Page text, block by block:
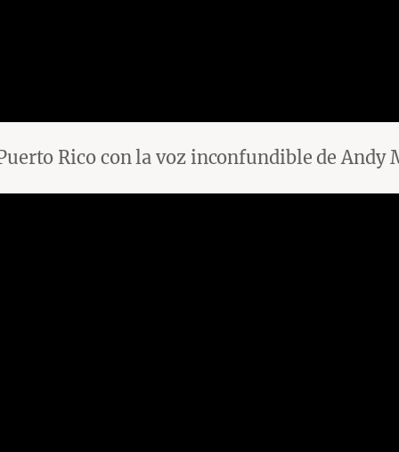
Rico con la voz inconfundible de Andy